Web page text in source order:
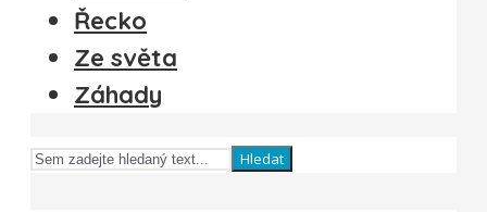
Řecko
Ze světa
Záhady
Hledat